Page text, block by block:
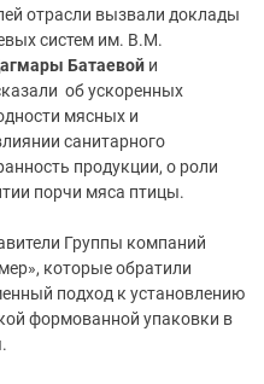
отрасли вызвали доклады
систем им. В.М.
Батаевой и
об ускоренных
мясных и
санитарного
продукции, о роли
порчи мяса птицы.
Группы компаний
которые обратили
подход к установлению
формованной упаковки в